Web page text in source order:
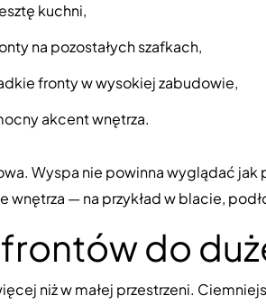
kuchni,
na pozostałych szafkach,
fronty w wysokiej zabudowie,
akcent wnętrza.
Wyspa nie powinna wyglądać
— na przykład w blacie,
do
niż w małej przestrzeni.